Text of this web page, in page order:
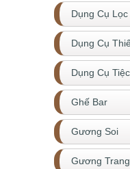
Dụng Cụ
Dụng Cụ
Dụng Cụ
Ghế Bar
Gương Soi
Gương